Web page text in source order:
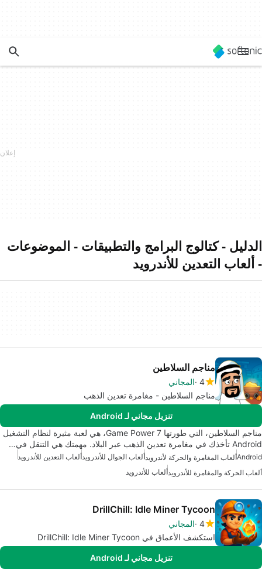
الدليل - كتالوج البرامج والتطبيقات - الموضوعات
- ألعاب التعدين للأندرويد
مناجم السلاطين
4 المجاني
مناجم السلاطين - مغامرة تعدين الذهب
تنزيل مجاني لـ Android
مناجم السلاطين، التي طورتها Game Power 7، هي لعبة مثيرة لنظام التشغيل
Android تأخذك في مغامرة تعدين الذهب عبر البلاد. مهمتك هي التنقل في…
Androidألعاب المغامرة والحركة لأندرويدألعاب الجوال للأندرويدألعاب التعدين للأندرويد
ألعاب الحركة والمغامرة للأندرويدألعاب للأندرويد
DrillChill: Idle Miner Tycoon
4 المجاني
استكشف الأعماق في DrillChill: Idle Miner Tycoon
تنزيل مجاني لـ Android